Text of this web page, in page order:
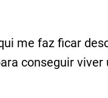
me faz ficar
conseguir